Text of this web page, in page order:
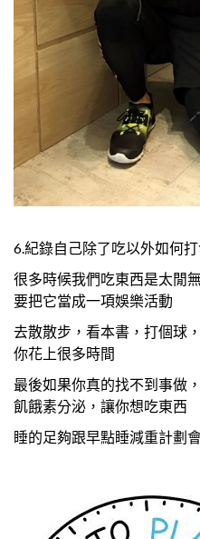
6.紀錄自己除了吃以外如何
很多時候我們吃東西是太閒
要把它當成一項娛樂活動
去散散步，看本書，打個球
你花上很多時間
最後如果你真的找不到事做
飢餓素分泌，讓你想吃東西
睡的足夠跟早點睡減重計劃